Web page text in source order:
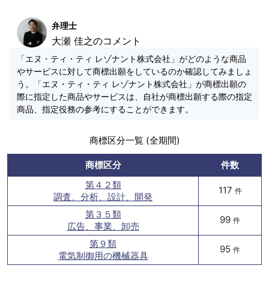
弁理士
大瀬 佳之のコメント
「エヌ・ティ・ティ レゾナント株式会社」がどのような商品
やサービスに対して商標出願をしているのか確認してみましょ
う。「エヌ・ティ・ティ レゾナント株式会社」が商標出願の
際に指定した商品やサービスは、自社が商標出願する際の指定
商品、指定役務の参考にすることができます。
商標区分一覧 (全期間)
商標区分
件数
第４２類
調査、分析、設計、開発
117 件
第３５類
広告、事業、卸売
99 件
第９類
電気制御用の機械器具
95 件